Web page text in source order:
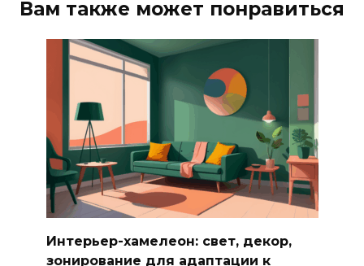
Вам также может понравиться
Интерьер-хамелеон: свет, декор,
зонирование для адаптации к